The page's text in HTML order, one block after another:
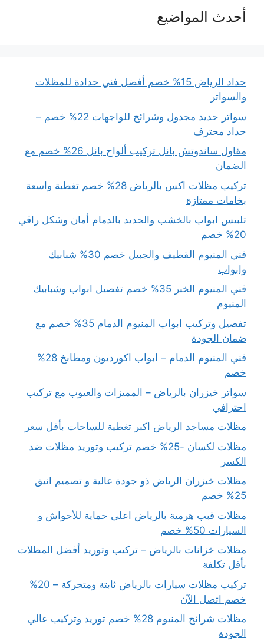
أحدث المواضيع
حداد الرياض 15% خصم أفضل فني حدادة للمظلات
والسواتر
سواتر حديد مجدول وشرائح للواجهات 22% خصم –
حداد محترف
مقاول ساندوتش بانل تركيب ألواح بانل 26% خصم مع
الضمان
تركيب مظلات اكس بالرياض 28% خصم تغطية واسعة
بخامات ممتازة
تلبيس ابواب بالخشب والحديد بالدمام أمان وشكل راقي
20% خصم
فني المنيوم القطيف والجبيل خصم 30% شبابيك
وابواب
فني المنيوم الخبر 35% خصم تفصيل ابواب وشبابيك
المنيوم
تفصيل وتركيب ابواب المنيوم الدمام 35% خصم مع
ضمان الجودة
فني المنيوم الدمام – ابواب اكورديون ومطابخ 28%
خصم
سواتر خيزران بالرياض – المميزات والعيوب مع تركيب
احترافي
مظلات مساجد الرياض اكبر تغطية للساحات بأقل سعر
مظلات لكسان -25% خصم تركيب وتوريد مظلات ضد
الكسر
مظلات خيزران الرياض ذو جودة عالية و تصميم انيق
25% خصم
مظلات قبب هرمية بالرياض اعلى حماية للأحواش و
السيارات 50% خصم
مظلات خزانات بالرياض – تركيب وتوريد أفضل المظلات
بأقل تكلفة
تركيب مظلات سيارات بالرياض ثابتة ومتحركة – 20%
خصم اتصل الآن
مظلات شرائح المنيوم 28% خصم توريد وتركيب عالي
الجودة